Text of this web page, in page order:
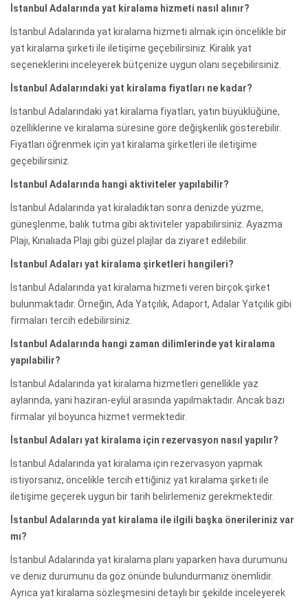
İstanbul Adalarında yat kiralama hizmeti nasıl alınır?
İstanbul Adalarında yat kiralama hizmeti almak için öncelikle bir
yat kiralama şirketi ile iletişime geçebilirsiniz. Kiralık yat
seçeneklerini inceleyerek bütçenize uygun olanı seçebilirsiniz.
İstanbul Adalarındaki yat kiralama fiyatları ne kadar?
İstanbul Adalarındaki yat kiralama fiyatları, yatın büyüklüğüne,
özelliklerine ve kiralama süresine göre değişkenlik gösterebilir.
Fiyatları öğrenmek için yat kiralama şirketleri ile iletişime
geçebilirsiniz.
İstanbul Adalarında hangi aktiviteler yapılabilir?
İstanbul Adalarında yat kiraladıktan sonra denizde yüzme,
güneşlenme, balık tutma gibi aktiviteler yapabilirsiniz. Ayazma
Plajı, Kınalıada Plajı gibi güzel plajlar da ziyaret edilebilir.
İstanbul Adaları yat kiralama şirketleri hangileri?
İstanbul Adalarında yat kiralama hizmeti veren birçok şirket
bulunmaktadır. Örneğin, Ada Yatçılık, Adaport, Adalar Yatçılık gibi
firmaları tercih edebilirsiniz.
İstanbul Adalarında hangi zaman dilimlerinde yat kiralama
yapılabilir?
İstanbul Adalarında yat kiralama hizmetleri genellikle yaz
aylarında, yani haziran-eylül arasında yapılmaktadır. Ancak bazı
firmalar yıl boyunca hizmet vermektedir.
İstanbul Adaları yat kiralama için rezervasyon nasıl yapılır?
İstanbul Adalarında yat kiralama için rezervasyon yapmak
istiyorsanız, öncelikle tercih ettiğiniz yat kiralama şirketi ile
iletişime geçerek uygun bir tarih belirlemeniz gerekmektedir.
İstanbul Adalarında yat kiralama ile ilgili başka önerileriniz var
mı?
İstanbul Adalarında yat kiralama planı yaparken hava durumunu
ve deniz durumunu da göz önünde bulundurmanız önemlidir.
Ayrıca yat kiralama sözleşmesini detaylı bir şekilde inceleyerek